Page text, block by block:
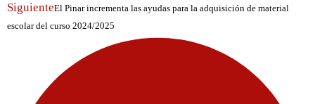
SiguienteEl Pinar incrementa las ayudas para la adquisición de material
escolar del curso 2024/2025